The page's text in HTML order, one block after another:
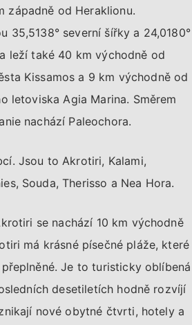
západně od Heraklionu.
35,5138° severní šířky a 24,0180°
leží také 40 km východně od
Kissamos a 9 km východně od
letoviska Agia Marina. Směrem
nachází Paleochora.
Jsou to Akrotiri, Kalami,
Souda, Therisso a Nea Hora.
se nachází 10 km východně
má krásné písečné pláže, které
Je to turisticky oblíbená
desetiletích hodně rozvíjí
nové obytné čtvrti, hotely a